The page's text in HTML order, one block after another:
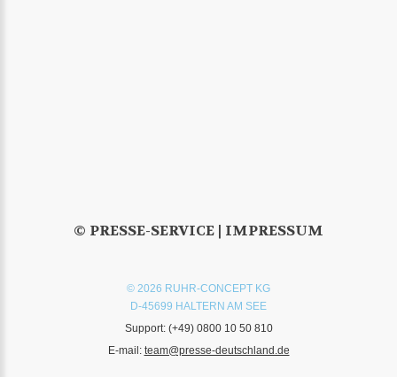
© PRESSE-SERVICE | IMPRESSUM
© 2026 RUHR-CONCEPT KG
D-45699 HALTERN AM SEE
Support: (+49) 0800 10 50 810
E-mail: team@presse-deutschland.de